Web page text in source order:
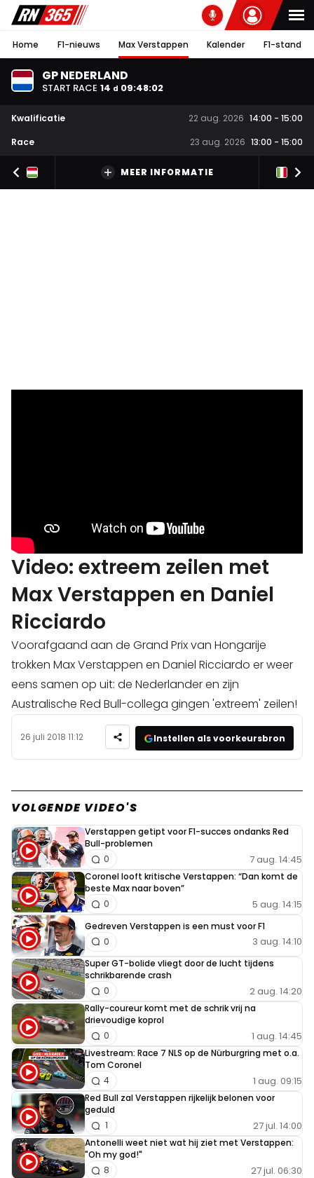
Home F1-nieuws Max Verstappen Kalender F1-stand
GP NEDERLAND
START RACE 14 d 09:48:02
Kwalificatie 22 aug. 2026 14:00 - 15:00
Race
23 aug. 2026 13:00 - 15:00
MEER INFORMATIE
Video: extreem zeilen met
Max Verstappen en Daniel
Ricciardo
Voorafgaand aan de Grand Prix van Hongarije
trokken Max Verstappen en Daniel Ricciardo er weer
eens samen op uit: de Nederlander en zijn
Australische Red Bull-collega gingen 'extreem' zeilen!
26 juli 2018 11:12 Instellen als voorkeursbron
VOLGENDE VIDEO'S
Verstappen getipt voor F1-succes ondanks Red
Bull-problemen
7 aug. 14:45
0
Coronel looft kritische Verstappen: “Dan komt de
beste Max naar boven”
5 aug. 14:15
0
Gedreven Verstappen is een must voor F1
3 aug. 14:10
0
Super GT-bolide vliegt door de lucht tijdens
schrikbarende crash
2 aug. 14:20
0
Rally-coureur komt met de schrik vrij na
drievoudige koprol
1 aug. 14:45
0
Livestream: Race 7 NLS op de Nürburgring met o.a.
Tom Coronel
1 aug. 09:15
4
Red Bull zal Verstappen rijkelijk belonen voor
geduld
27 jul. 14:00
1
Antonelli weet niet wat hij ziet met Verstappen:
"Oh my god!"
27 jul. 06:30
8